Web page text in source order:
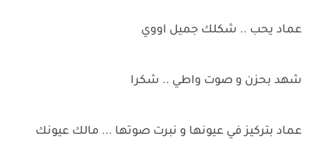
عماد يحب .. شكلك جميل اووي
شهد بحزن و صوت واطي .. شكرا
عماد بتركيز في عيونها و نبرت صوتها ... مالك عيونك